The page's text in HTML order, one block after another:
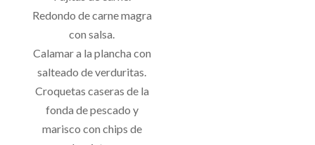
Redondo de carne magra
con salsa.
Calamar a la plancha con
salteado de verduritas.
Croquetas caseras de la
fonda de pescado y
marisco con chips de